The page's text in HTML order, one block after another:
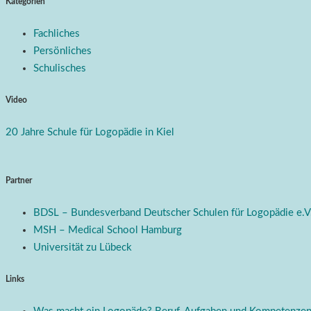
Fachliches
Persönliches
Schulisches
Video
20 Jahre Schule für Logopädie in Kiel
Partner
BDSL – Bundesverband Deutscher Schulen für Logopädie
MSH – Medical School Hamburg
Universität zu Lübeck
Links